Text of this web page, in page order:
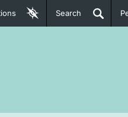
Search